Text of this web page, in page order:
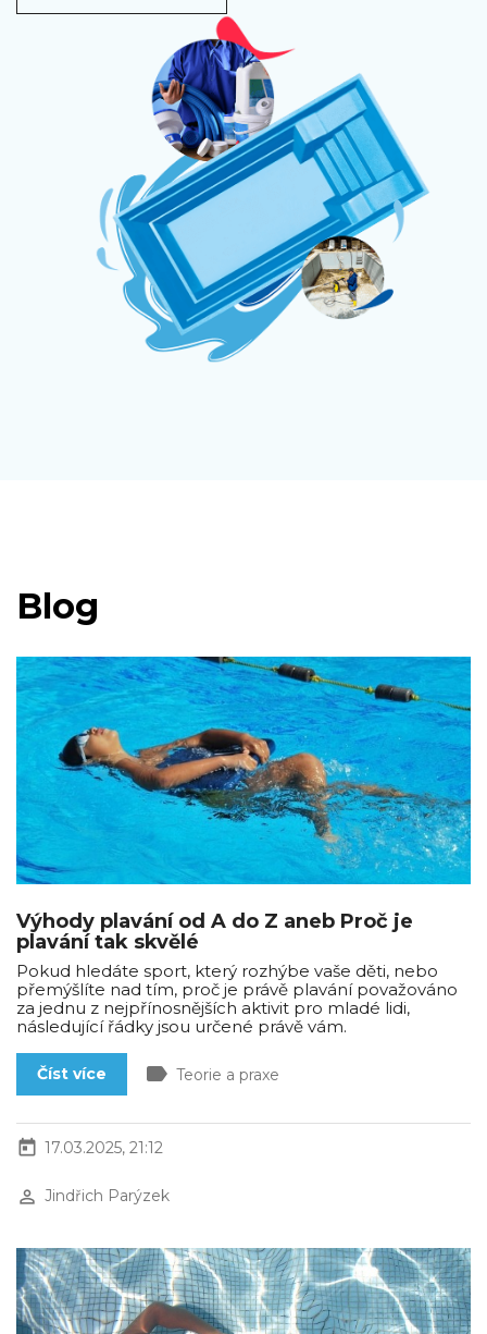
Blog
Výhody plavání od A do Z aneb Proč je
plavání tak skvělé
Pokud hledáte sport, který rozhýbe vaše děti, nebo
přemýšlíte nad tím, proč je právě plavání považováno
za jednu z nejpřínosnějších aktivit pro mladé lidi,
následující řádky jsou určené právě vám.
Číst více label Teorie a praxe
today 17.03.2025, 21:12
perm_identity Jindřich Parýzek